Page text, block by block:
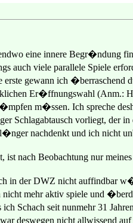
eine innere Begr�ndung
auch viele parallele Spiele
erste gewann ich
Er�ffnungswahl (Anm.:
m�ssen. Ich spreche
Schlagabtausch vorliegt, der
nachdenkt und ich nicht
ist nach Beobachtung nur
in der DWZ nicht auffindbar
mehr aktiv spiele und
Schach seit nunmehr 31
deswegen nicht allwissend